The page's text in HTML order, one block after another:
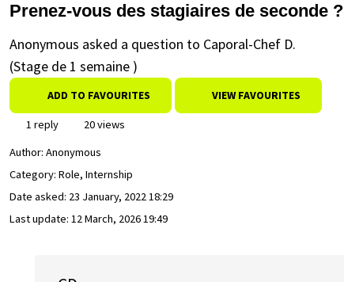
Prenez-vous des stagiaires de seconde ?
Anonymous asked a question to Caporal-Chef D.
(Stage de 1 semaine )
ADD TO FAVOURITES VIEW FAVOURITES
1 reply
20 views
Author: Anonymous
Category: Role, Internship
Date asked: 23 January, 2022 18:29
Last update: 12 March, 2026 19:49